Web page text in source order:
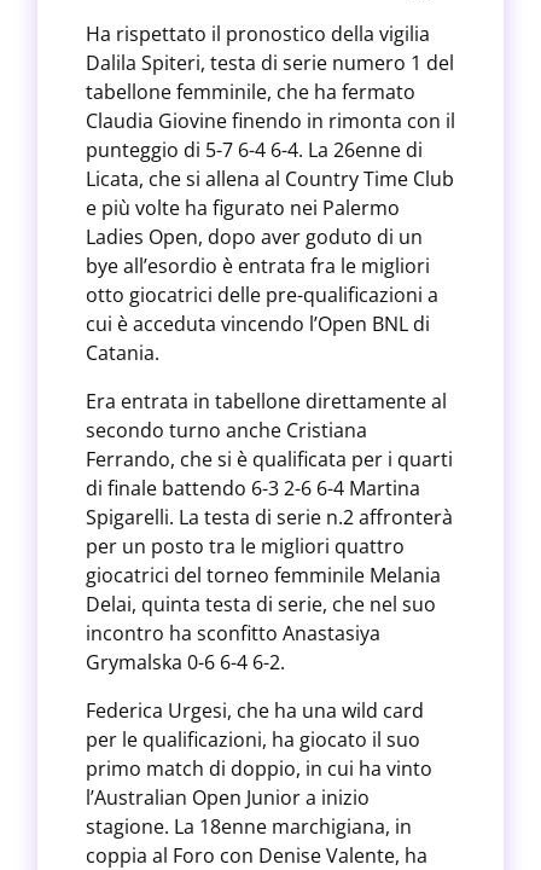
Ha rispettato il pronostico della vigilia
Dalila Spiteri, testa di serie numero 1 del
tabellone femminile, che ha fermato
Claudia Giovine finendo in rimonta con il
punteggio di 5-7 6-4 6-4. La 26enne di
Licata, che si allena al Country Time Club
e più volte ha figurato nei Palermo
Ladies Open, dopo aver goduto di un
bye all’esordio è entrata fra le migliori
otto giocatrici delle pre-qualificazioni a
cui è acceduta vincendo l’Open BNL di
Catania.
Era entrata in tabellone direttamente al
secondo turno anche Cristiana
Ferrando, che si è qualificata per i quarti
di finale battendo 6-3 2-6 6-4 Martina
Spigarelli. La testa di serie n.2 affronterà
per un posto tra le migliori quattro
giocatrici del torneo femminile Melania
Delai, quinta testa di serie, che nel suo
incontro ha sconfitto Anastasiya
Grymalska 0-6 6-4 6-2.
Federica Urgesi, che ha una wild card
per le qualificazioni, ha giocato il suo
primo match di doppio, in cui ha vinto
l’Australian Open Junior a inizio
stagione. La 18enne marchigiana, in
coppia al Foro con Denise Valente, ha